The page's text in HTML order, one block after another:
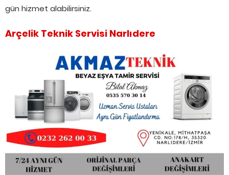
gün hizmet alabilirsiniz.
Arçelik Teknik Servisi Narlıdere